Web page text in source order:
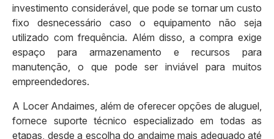
investimento considerável, que pode se tornar um custo
fixo desnecessário caso o equipamento não seja
utilizado com frequência. Além disso, a compra exige
espaço para armazenamento e recursos para
manutenção, o que pode ser inviável para muitos
empreendedores.
A Locer Andaimes, além de oferecer opções de aluguel,
fornece suporte técnico especializado em todas as
etapas, desde a escolha do andaime mais adequado até